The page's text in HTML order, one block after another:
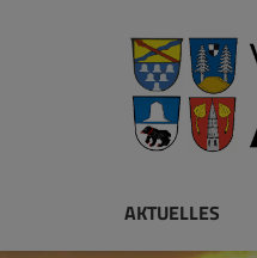
AKTUELLES